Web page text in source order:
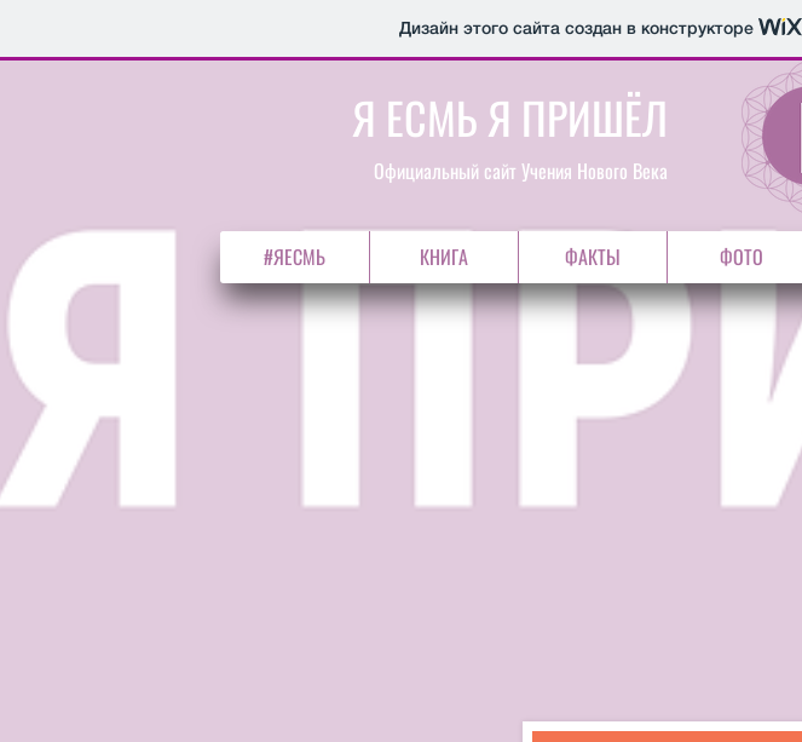
Дизайн этого сайта создан в конструкторе
Я ЕСМЬ Я ПРИШЁЛ
Официальный сайт Учения Нового Века
#ЯЕСМЬ КНИГА ФАКТЫ ФОТО